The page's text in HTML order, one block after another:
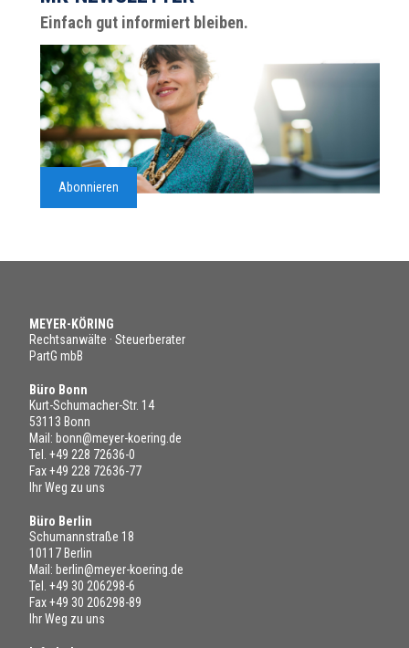
Einfach gut informiert bleiben.
Abonnieren
MEYER-KÖRING
Rechtsanwälte · Steuerberater
PartG mbB
Büro Bonn
Kurt-Schumacher-Str. 14
53113 Bonn
Mail: bonn@meyer-koering.de
Tel. +49 228 72636-0
Fax +49 228 72636-77
Ihr Weg zu uns
Büro Berlin
Schumannstraße 18
10117 Berlin
Mail: berlin@meyer-koering.de
Tel. +49 30 206298-6
Fax +49 30 206298-89
Ihr Weg zu uns